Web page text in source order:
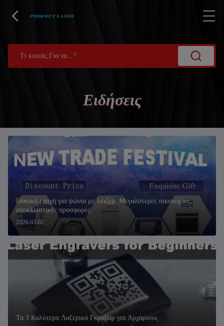
Ειδήσεις
2026-03-02
Ιδανική εποχή για ψώνια με λέιζερ. Μεγαλύτερες οικονομίες,
αποκλειστικές προσφορές.
Τα 3 Καλύτερα Λαζερικά Γκραβάρ για Αρχάριους